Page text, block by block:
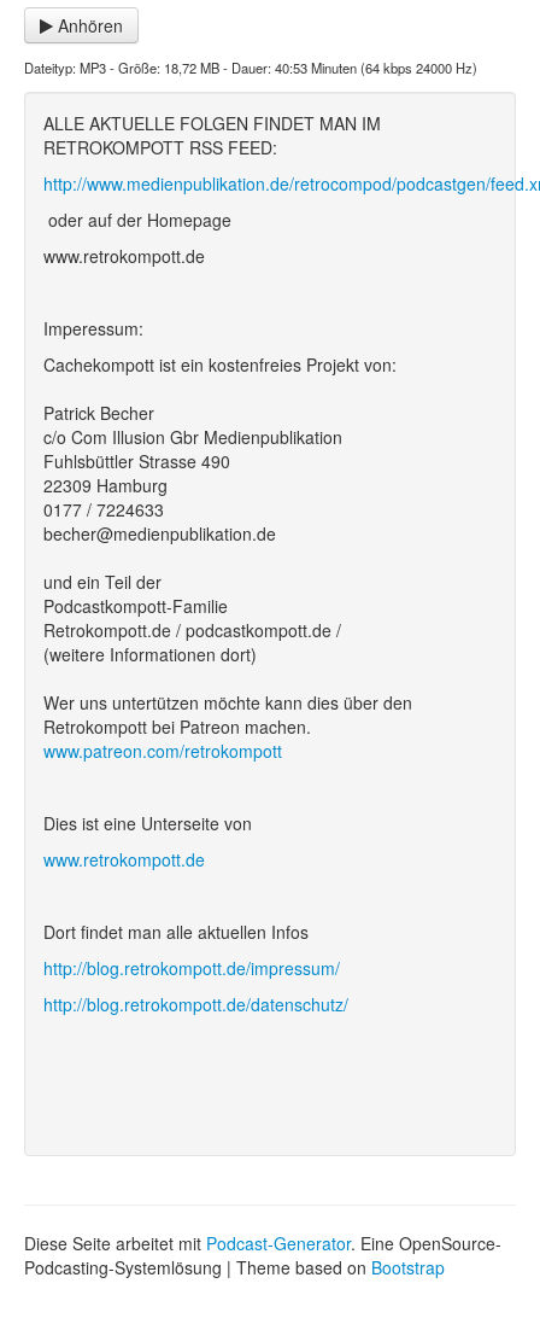
Anhören
Dateityp: MP3 - Größe: 18,72 MB - Dauer: 40:53 Minuten (64 kbps 24000 Hz)
ALLE AKTUELLE FOLGEN FINDET MAN IM
RETROKOMPOTT RSS FEED:
http://www.medienpublikation.de/retrocompod/podcastgen/
oder auf der Homepage
www.retrokompott.de
Imperessum:
Cachekompott ist ein kostenfreies Projekt von:
Patrick Becher
c/o Com Illusion Gbr Medienpublikation
Fuhlsbüttler Strasse 490
22309 Hamburg
0177 / 7224633
becher@medienpublikation.de
und ein Teil der
Podcastkompott-Familie
Retrokompott.de / podcastkompott.de /
(weitere Informationen dort)
Wer uns untertützen möchte kann dies über den
Retrokompott bei Patreon machen.
www.patreon.com/retrokompott
Dies ist eine Unterseite von
www.retrokompott.de
Dort findet man alle aktuellen Infos
http://blog.retrokompott.de/impressum/
http://blog.retrokompott.de/datenschutz/
Diese Seite arbeitet mit Podcast-Generator. Eine OpenSource-
Podcasting-Systemlösung | Theme based on Bootstrap